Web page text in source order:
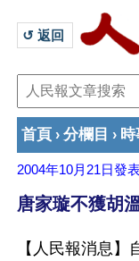
↺ 返回
首頁 › 分欄目 › 時
2004年10月21日發
唐家璇不獲胡
【人民報消息